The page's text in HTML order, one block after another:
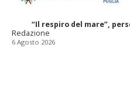
“Il respiro del mare”,
Redazione
6 Agosto 2026